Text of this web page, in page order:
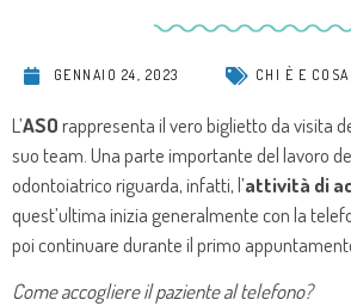
GENNAIO 24, 2023 CHI È E
L’ASOrappresenta il vero biglietto da visita
suo team. Una parte importante del lavoro
odontoiatrico riguarda, infatti, l’attività di
quest’ultima inizia generalmente con la
poi continuare durante il primo
Come accogliere il paziente al telefono?